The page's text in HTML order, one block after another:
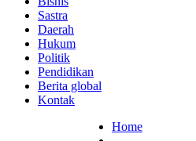
Sastra
Daerah
Hukum
Politik
Pendidikan
Berita global
Kontak
Home